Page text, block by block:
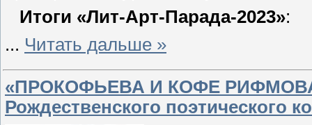
Итоги «Лит-Арт-Парада-2023»:
... Читать дальше »
«ПРОКОФЬЕВА И КОФЕ
Рождественского поэтического